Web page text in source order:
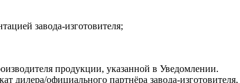
завода-изготовителя;
продукции, указанной в Уведомлении.
дилера/официального партнёра завода-